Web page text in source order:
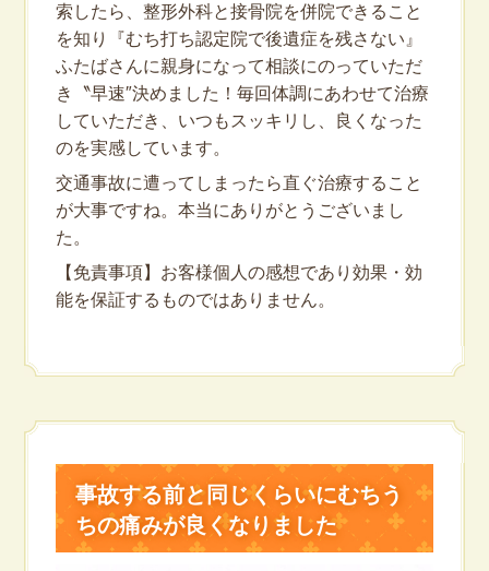
索したら、整形外科と接骨院を併院できること
を知り『むち打ち認定院で後遺症を残さない』
ふたばさんに親身になって相談にのっていただ
き〝早速″決めました！毎回体調にあわせて治療
していただき、いつもスッキリし、良くなった
のを実感しています。
交通事故に遭ってしまったら直ぐ治療すること
が大事ですね。本当にありがとうございまし
た。
【免責事項】お客様個人の感想であり効果・効
能を保証するものではありません。
事故する前と同じくらいにむちう
ちの痛みが良くなりました